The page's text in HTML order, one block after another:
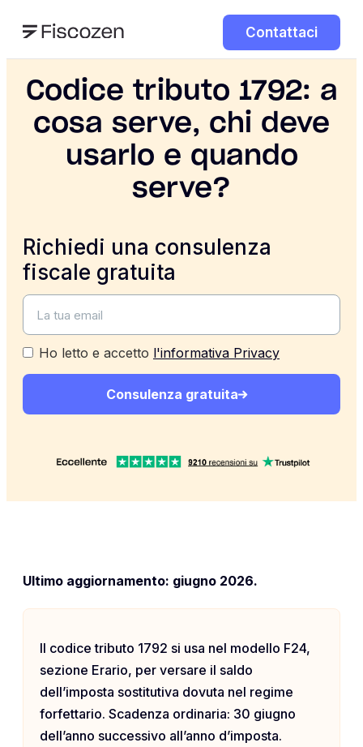
Contattaci
Codice tributo 1792: a
cosa serve, chi deve
usarlo e quando
serve?
Richiedi una consulenza
fiscale gratuita
Ho letto e accetto l'informativa Privacy
Consulenza gratuita
Ultimo aggiornamento: giugno 2026.
Il codice tributo 1792 si usa nel modello F24,
sezione Erario, per versare il saldo
dell’imposta sostitutiva dovuta nel regime
forfettario. Scadenza ordinaria: 30 giugno
dell’anno successivo all’anno d’imposta.